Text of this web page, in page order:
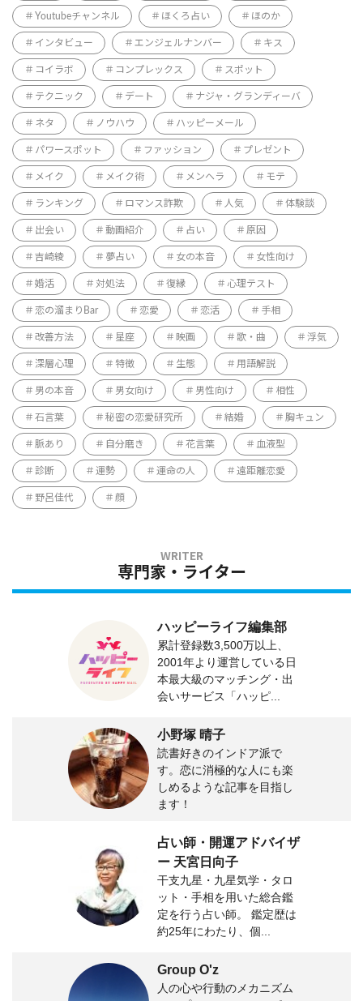
Youtubeチャンネル ほくろ占い ほのか
インタビュー エンジェルナンバー キス
コイラボ コンプレックス スポット
テクニック デート ナジャ・グランディーバ
ネタ ノウハウ ハッピーメール
パワースポット ファッション プレゼント
メイク メイク術 メンヘラ モテ
ランキング ロマンス詐欺 人気 体験談
出会い 動画紹介 占い 原因
吉崎綾 夢占い 女の本音 女性向け
婚活 対処法 復縁 心理テスト
恋の溜まりBar 恋愛 恋活 手相
改善方法 星座 映画 歌・曲 浮気
深層心理 特徴 生態 用語解説
男の本音 男女向け 男性向け 相性
石言葉 秘密の恋愛研究所 結婚 胸キュン
脈あり 自分磨き 花言葉 血液型
診断 運勢 運命の人 遠距離恋愛
野呂佳代 顔
専門家・ライター
ハッピーライフ編集部
累計登録数3,500万以上、
2001年より運営している日
本最大級のマッチング・出
会いサービス「ハッピ...
小野塚 晴子
読書好きのインドア派で
す。恋に消極的な人にも楽
しめるような記事を目指し
ます！
占い師・開運アドバイザ
ー 天宮日向子
干支九星・九星気学・タロ
ット・手相を用いた総合鑑
定を行う占い師。 鑑定歴は
約25年にわたり、個...
Group O'z
人の心や行動のメカニズム